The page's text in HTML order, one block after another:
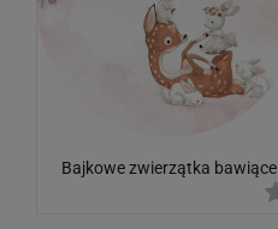
Bajkowe zwierzątka bawiące